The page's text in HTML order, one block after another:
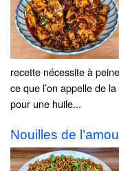
recette nécessite à
ce que l’on appelle de
pour une huile...
Nouilles de